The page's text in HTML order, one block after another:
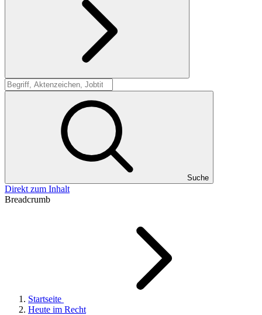
Suche
Suche
Direkt zum Inhalt
Breadcrumb
Startseite
Heute im Recht